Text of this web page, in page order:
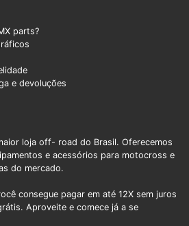
parts?
e devoluções
loja off- road do Brasil. Oferecemos
e acessórios para motocross e
do mercado.
consegue pagar em até 12X sem juros
Aproveite e comece já a se